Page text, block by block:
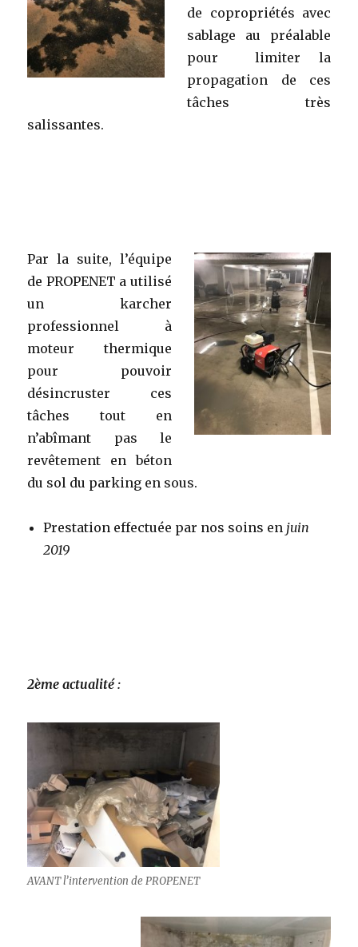
de copropriétés avec
sablage au préalable
pour limiter la
propagation de ces
tâches très
salissantes.
Par la suite, l’équipe
de PROPENET a utilisé
un karcher
professionnel à
moteur thermique
pour pouvoir
désincruster ces
tâches tout en
n’abîmant pas le
revêtement en béton
du sol du parking en sous.
Prestation effectuée par nos soins en juin
2019
2ème actualité :
AVANT l’intervention de PROPENET